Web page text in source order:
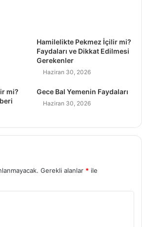
Hamilelikte Pekmez İçilir mi?
Faydaları ve Dikkat Edilmesi
Gerekenler
Haziran 30, 2026
mi?
Gece Bal Yemenin Faydaları
Haziran 30, 2026
Gerekli alanlar * ile